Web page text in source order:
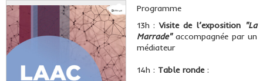
Programme
13h :Visite de l’exposition "La
Marrade"accompagnée par un
médiateur
14h : Table ronde: